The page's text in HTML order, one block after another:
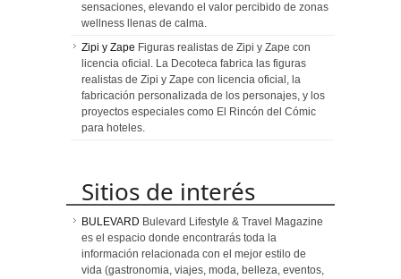
sensaciones, elevando el valor percibido de zonas
wellness llenas de calma.
Zipi y Zape Figuras realistas de Zipi y Zape con
licencia oficial. La Decoteca fabrica las figuras
realistas de Zipi y Zape con licencia oficial, la
fabricación personalizada de los personajes, y los
proyectos especiales como El Rincón del Cómic
para hoteles.
Sitios de interés
BULEVARD Bulevard Lifestyle & Travel Magazine
es el espacio donde encontrarás toda la
información relacionada con el mejor estilo de
vida (gastronomia, viajes, moda, belleza, eventos,